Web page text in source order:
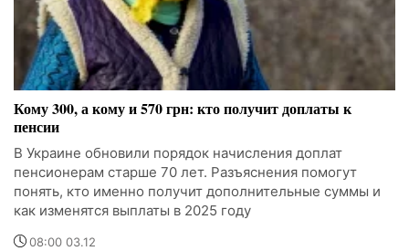
Кому 300, а кому и 570 грн: кто получит доплаты к
пенсии
В Украине обновили порядок начисления доплат
пенсионерам старше 70 лет. Разъяснения помогут
понять, кто именно получит дополнительные суммы и
как изменятся выплаты в 2025 году
08:00 03.12